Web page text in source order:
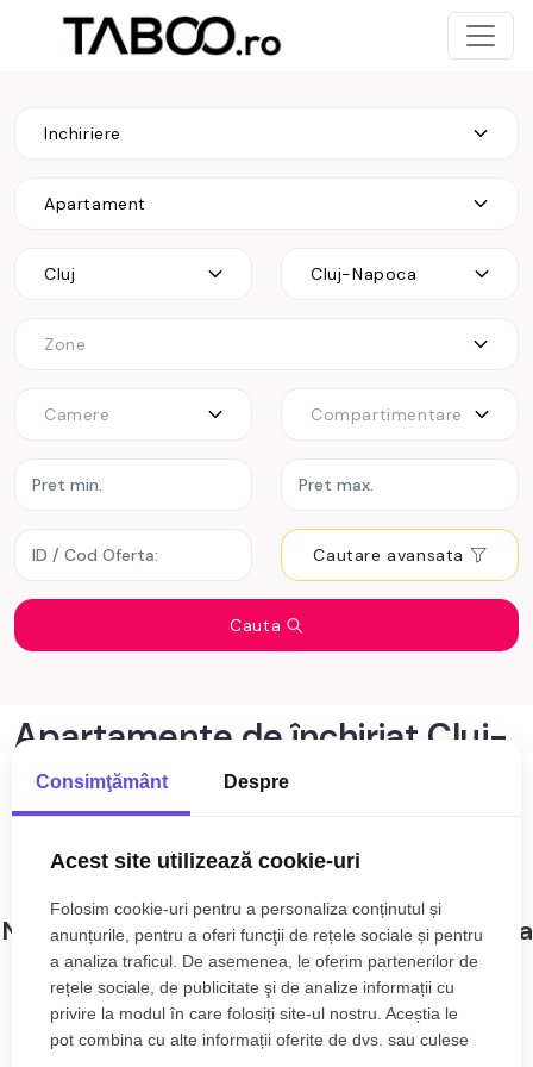
Inchiriere
Apartament
Cluj Cluj-Napoca
Zone
Camere Compartimentare
Cautare avansata
Cauta
Apartamente de închiriat Cluj-
Napoca zona Grigorescu
Cluj-Napoca zona Grigorescu
Nu s-au gasit rezultate care sa corespunda
criteriilor dvs!
Consimţământ Despre
Acest site utilizează cookie-uri
Folosim cookie-uri pentru a personaliza conținutul și
anunțurile, pentru a oferi funcţii de rețele sociale și pentru
a analiza traficul. De asemenea, le oferim partenerilor de
rețele sociale, de publicitate şi de analize informații cu
privire la modul în care folosiți site-ul nostru. Aceștia le
pot combina cu alte informații oferite de dvs. sau culese